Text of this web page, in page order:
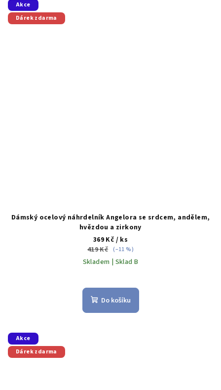
Akce
Dárek zdarma
Dámský ocelový náhrdelník Angelora se srdcem, andělem,
hvězdou a zirkony
369 Kč / ks
419 Kč (–11 %)
Skladem | Sklad B
Do košíku
Akce
Dárek zdarma